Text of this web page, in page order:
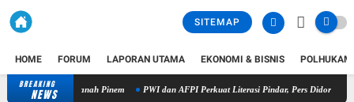
SITEMAP
HOME FORUM LAPORAN UTAMA EKONOMI & BISNIS POLHUKAM
BREAKING
NEWS Kapolres Dairi Ungkap Penganiayaan Berujung Maut di Tanah Pinem